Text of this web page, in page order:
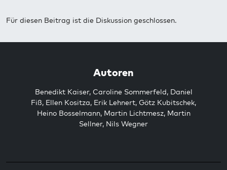
Für diesen Beitrag ist die Diskussion geschlossen.
Autoren
Benedikt Kaiser, Caroline Sommerfeld, Daniel
Fiß, Ellen Kositza, Erik Lehnert, Götz Kubitschek,
Heino Bosselmann, Martin Lichtmesz, Martin
Sellner, Nils Wegner